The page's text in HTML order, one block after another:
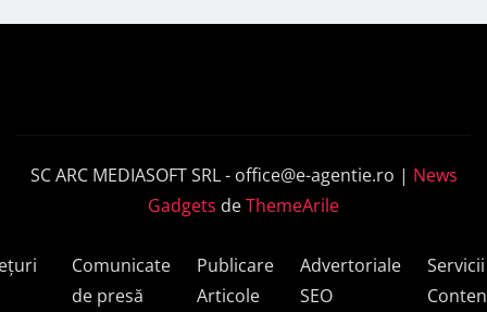
SC ARC MEDIASOFT SRL - office@e-agentie.ro | News
Gadgets deThemeArile
Comunicate
de presă
Publicare
Articole
Advertoriale
SEO
Servicii